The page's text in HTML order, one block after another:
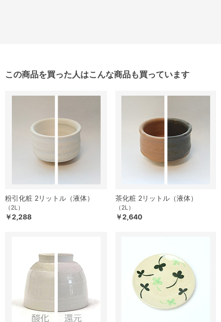
この商品を買った人はこんな商品も買っています
粉引化粧 2リットル（液体）
（2L）
￥2,288
茶化粧 2リットル（液体）
（2L）
￥2,640